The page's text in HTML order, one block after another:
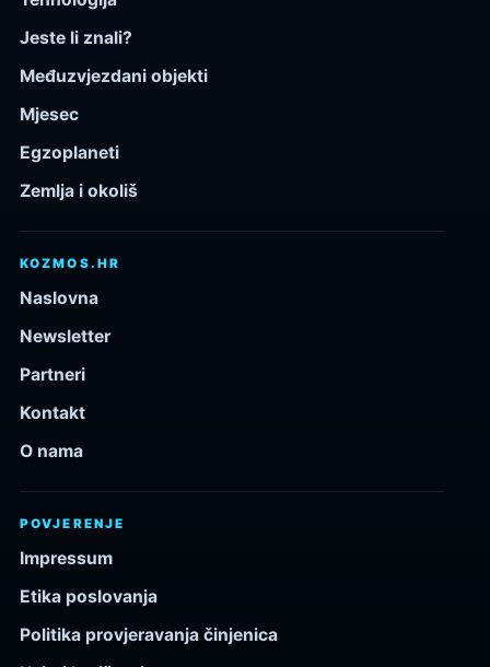
Jeste li znali?
Međuzvjezdani objekti
Mjesec
Egzoplaneti
Zemlja i okoliš
KOZMOS.HR
Naslovna
Newsletter
Partneri
Kontakt
O nama
POVJERENJE
Impressum
Etika poslovanja
Politika provjeravanja činjenica